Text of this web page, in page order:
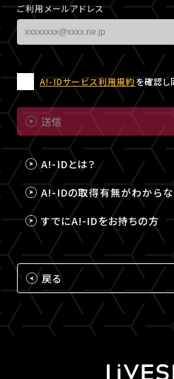
ご利用メールアドレス
A!-IDサービス利用規約を確認し
送信
A!-IDとは？
A!-IDの取得有無がわから
すでにA!-IDをお持ちの方
戻る